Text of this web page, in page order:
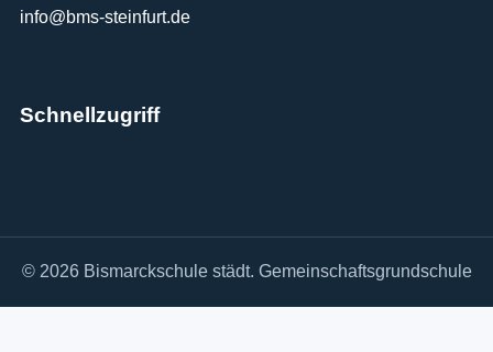
info@bms-steinfurt.de
Schnellzugriff
© 2026 Bismarckschule städt. Gemeinschaftsgrundschule